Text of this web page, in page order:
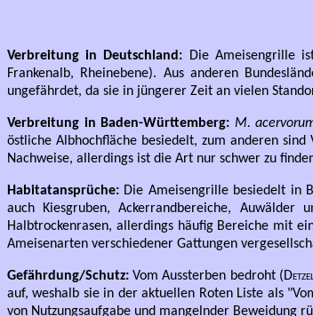
Verbreitung in Deutschland: Die Ameisengrille
Frankenalb, Rheinebene). Aus anderen
ungefährdet, da sie in jüngerer Zeit an vielen
Verbreitung in Baden-Württemberg: M.
östliche Albhochfläche besiedelt, zum anderen
Nachweise, allerdings ist die Art nur schwer zu
Habitatansprüche: Die Ameisengrille besiedelt in
auch Kiesgruben, Ackerrandbereiche,
Halbtrockenrasen, allerdings häufig Bereiche mit
Ameisenarten verschiedener Gattungen
Gefährdung/Schutz: Vom Aussterben bedroht (
auf, weshalb sie in der aktuellen Roten Liste als
von Nutzungsaufgabe und mangelnder Beweidung